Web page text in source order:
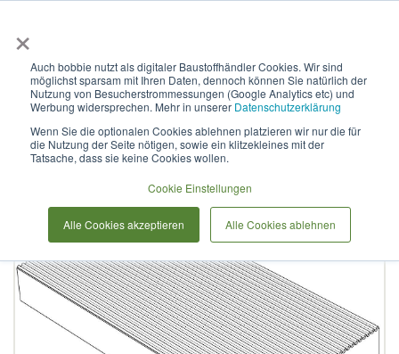
×
Auch bobbie nutzt als digitaler Baustoffhändler Cookies. Wir sind
möglichst sparsam mit Ihren Daten, dennoch können Sie natürlich der
Nutzung von Besucherstrommessungen (Google Analytics etc) und
Werbung widersprechen. Mehr in unserer Datenschutzerklärung
Wenn Sie die optionalen Cookies ablehnen platzieren wir nur die für
die Nutzung der Seite nötigen, sowie ein klitzekleines mit der
Tatsache, dass sie keine Cookies wollen.
Cookie Einstellungen
Alle Cookies akzeptieren Alle Cookies ablehnen
Rillenplatte SR 60/30 A 10
Zum
Ende
Bildergalerie
springen